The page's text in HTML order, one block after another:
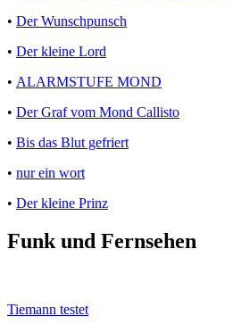
• Der Wunschpunsch
• Der kleine Lord
• ALARMSTUFE MOND
• Der Graf vom Mond Callisto
• Bis das Blut gefriert
• nur ein wort
• Der kleine Prinz
Funk und Fernsehen
Tiemann testet